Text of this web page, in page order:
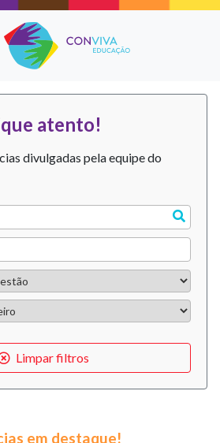
atento!
divulgadas pela equipe do
Limpar filtros
em destaque!